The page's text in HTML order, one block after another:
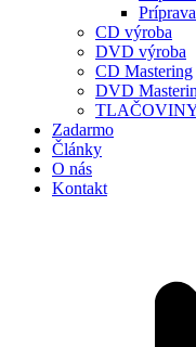
CD výroba
DVD výroba
CD Mastering
DVD
Zadarmo
Články
O nás
Kontakt